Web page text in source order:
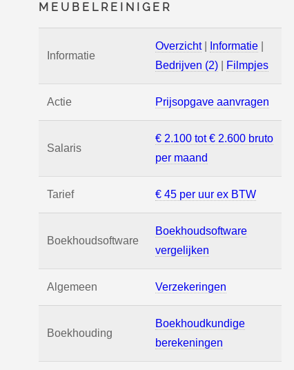
MEUBELREINIGER
Informatie
Overzicht| Informatie
Bedrijven (2)
Filmpjes
Actie Prijsopgave aanvragen
Salaris
€ 2.100 tot € 2.600 bruto
per maand
Tarief € 45 per uur ex BTW
Boekhoudsoftware
Boekhoudsoftware
vergelijken
Algemeen Verzekeringen
Boekhouding
Boekhoudkundige
berekeningen